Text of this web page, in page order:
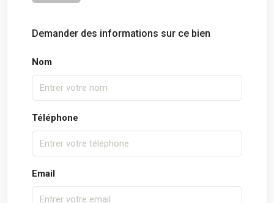
Demander des informations sur ce bien
Nom
Téléphone
Email